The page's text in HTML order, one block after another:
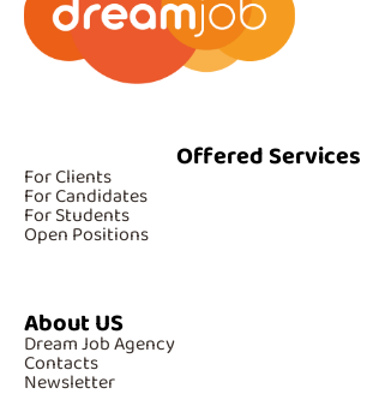
Offered Services
For Clients
For Candidates
For Students
Open Positions
About US
Dream Job Agency
Contacts
Newsletter